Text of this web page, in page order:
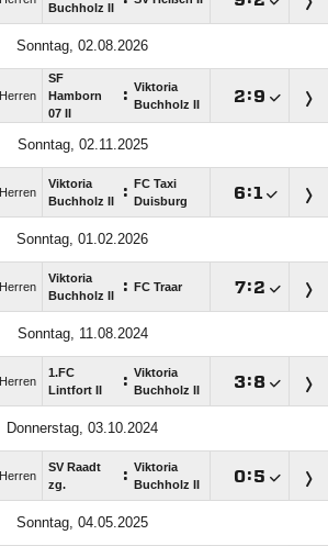
Buchholz II
Sonntag, 02.08.2026
Herren
SF
Hamborn
07 II
: Viktoria
Buchholz II
:
Sonntag, 02.11.2025
Herren
Viktoria
Buchholz II
:
FC Taxi
Duisburg
:
Sonntag, 01.02.2026
Herren
Viktoria
Buchholz II
: FC Traar :
Sonntag, 11.08.2024
Herren
1.FC
Lintfort II
: Viktoria
Buchholz II
:
Donnerstag, 03.10.2024
Herren
SV Raadt
zg.
: Viktoria
Buchholz II
:
Sonntag, 04.05.2025